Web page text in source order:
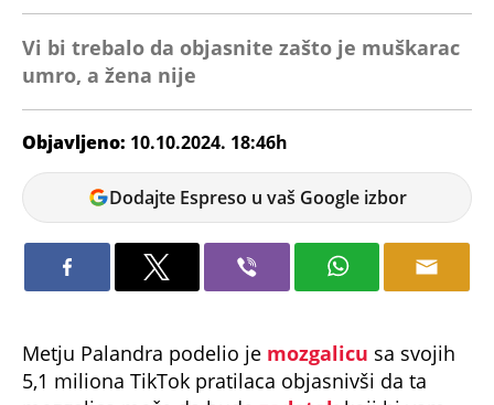
Vi bi trebalo da objasnite zašto je muškarac
umro, a žena nije
Objavljeno: 10.10.2024. 18:46h
Dunja
Čavić
Dodajte Espreso u vaš Google izbor
5,1 miliona TikTok pratilaca objasnivši da ta
mozgalica može da budezadatakkoji bi vam